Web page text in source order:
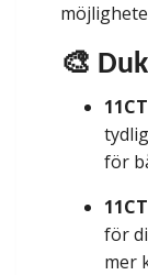
🎨 Duk
för
för
mer